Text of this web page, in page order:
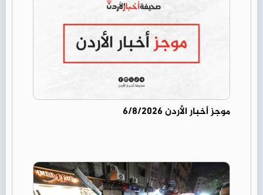
موجز أخبار الأردن 6/8/2026